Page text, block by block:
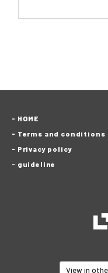
HOME
Terms and conditions
Privacy policy
guideline